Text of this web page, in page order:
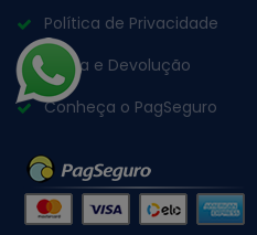
Política de Privacidade
Troca e Devolução
Conheça o PagSeguro